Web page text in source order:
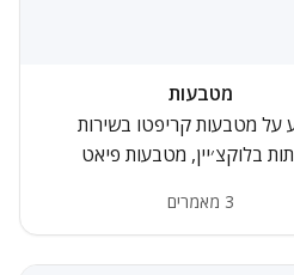
מטבעות
על מטבעות קריפטו בשירות
בלוקצ׳יין, מטבעות פיאט
3 מאמרים